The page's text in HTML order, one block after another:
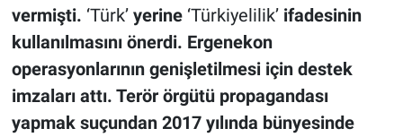
vermişti. ‘Türk’ yerine‘Türkiyelilik’ ifadesinin
kullanılmasını önerdi. Ergenekon
operasyonlarının genişletilmesi için destek
imzaları attı. Terör örgütü propagandası
yapmak suçundan 2017 yılında bünyesinde